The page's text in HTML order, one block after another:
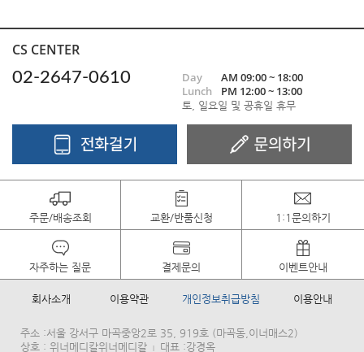
CS CENTER
02-2647-0610
Day
AM 09:00 ~ 18:00
Lunch
PM 12:00 ~ 13:00
토, 일요일 및 공휴일 휴무
주문/배송조회 교환/반품신청 1:1문의하기
자주하는 질문 결제문의 이벤트안내
회사소개 이용약관 개인정보취급방침 이용안내
주소 :서울 강서구 마곡중앙2로 35, 919호 (마곡동,이너매스2)
상호 : 위너메디칼위너메디칼
| 대표 :강경옥